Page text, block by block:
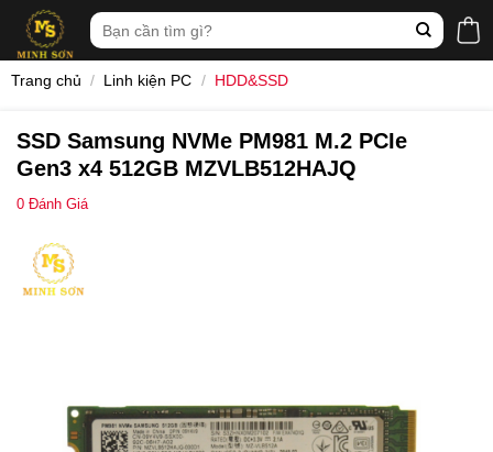
content
Tìm
kiếm:
Trang chủ / Linh kiện PC / HDD&SSD
SSD Samsung NVMe PM981 M.2 PCIe
Gen3 x4 512GB MZVLB512HAJQ
0 Đánh Giá